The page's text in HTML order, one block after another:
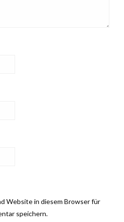
Website in diesem Browser für
speichern.